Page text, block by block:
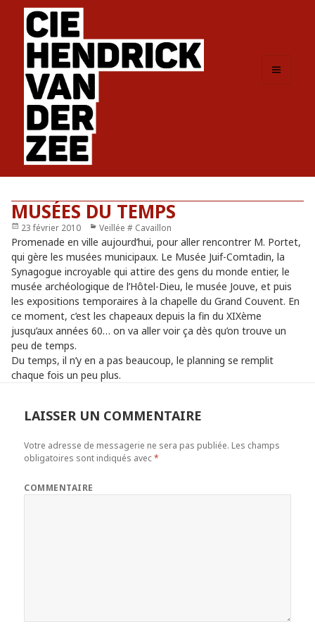
MUSÉES DU TEMPS
Publié
le
23 février 2010 Catégories
Veillée # Cavaillon
Promenade en ville aujourd’hui, pour aller rencontrer M. Portet,
qui gère les musées municipaux. Le Musée Juif-Comtadin, la
Synagogue incroyable qui attire des gens du monde entier, le
musée archéologique de l’Hôtel-Dieu, le musée Jouve, et puis
les expositions temporaires à la chapelle du Grand Couvent. En
ce moment, c’est les chapeaux depuis la fin du XIXème
jusqu’aux années 60… on va aller voir ça dès qu’on trouve un
peu de temps.
Du temps, il n’y en a pas beaucoup, le planning se remplit
chaque fois un peu plus.
LAISSER UN COMMENTAIRE
Votre adresse de messagerie ne sera pas publiée. Les champs
obligatoires sont indiqués avec*
COMMENTAIRE